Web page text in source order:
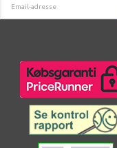
ADRESSE